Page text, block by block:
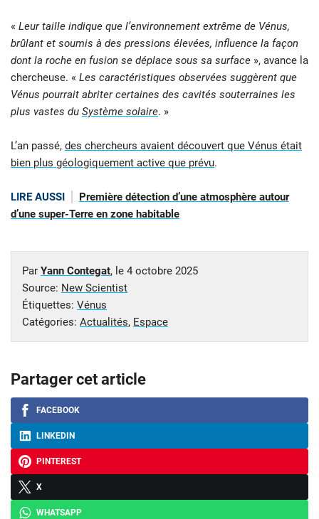
« Leur taille indique que l’environnement extrême de Vénus,
brûlant et soumis à des pressions élevées, influence la façon
dont la roche en fusion se déplace sous sa surface », avance la
chercheuse. « Les caractéristiques observées suggèrent que
Vénus pourrait abriter certaines des cavités souterraines les
plus vastes du Système solaire. »
L’an passé, des chercheurs avaient découvert que Vénus était
bien plus géologiquement active que prévu.
LIRE AUSSI
Première détection d’une atmosphère autour
d’une super-Terre en zone habitable
Par Yann Contegat, le 4 octobre 2025
Source: New Scientist
Étiquettes: Vénus
Catégories: Actualités, Espace
Partager cet article
FACEBOOK
LINKEDIN
PINTEREST
X
WHATSAPP